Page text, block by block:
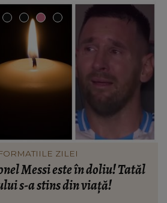
ZILEI
intra locatarii în blocul din
10 luni de la explozie. Ciprian